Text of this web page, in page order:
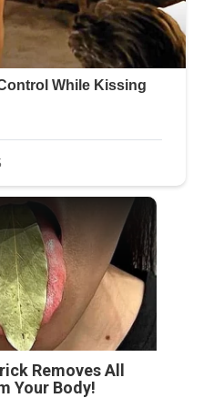
Removes All
Your Body!